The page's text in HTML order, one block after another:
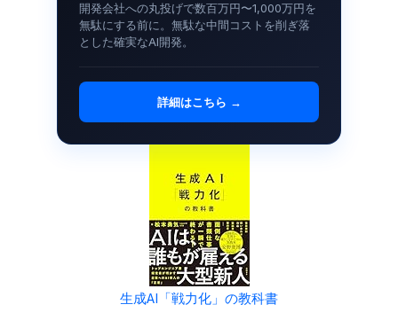
開発会社への丸投げで数百万円〜1,000万円を
無駄にする前に。無駄な中間コストを削ぎ落
とした確実なAI開発。
詳細はこちら →
生成AI「戦力化」の教科書